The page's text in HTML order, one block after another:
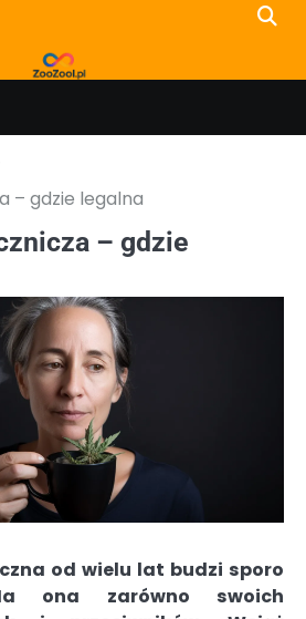
– gdzie legalna
– gdzie
od wielu lat budzi sporo
ona zarówno swoich